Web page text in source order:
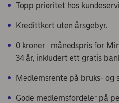
Topp prioritet hos
Kredittkort uten årsgebyr.
0 kroner i månedspris for
34 år, inkludert ett gratis
Medlemsrente på bruks- og
Gode medlemsfordeler på